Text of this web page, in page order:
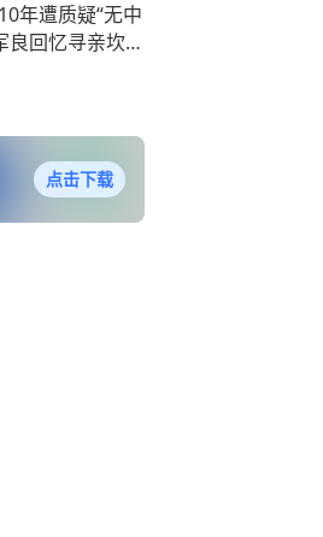
年遭质疑“无中
良回忆寻亲坎
家庭不要放弃
点击下载